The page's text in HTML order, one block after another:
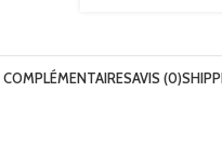
AVIS (0)